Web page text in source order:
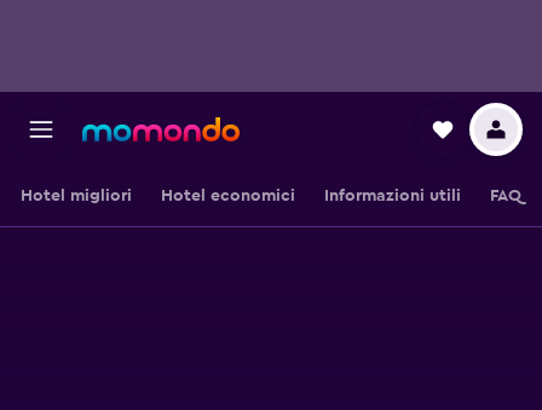
Hotel migliori Hotel economici Informazioni utili FAQ